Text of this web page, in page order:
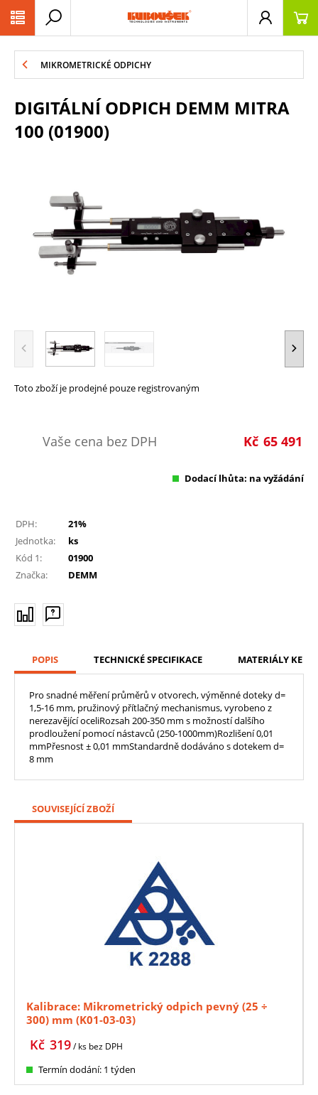
MIKROMETRICKÉ ODPICHY
DIGITÁLNÍ ODPICH DEMM MITRA
100 (01900)
Toto zboží je prodejné pouze registrovaným
Vaše cena bez DPH 65 491
Kč
Dodací lhůta: na vyžádání
DPH:
21%
Jednotka:
ks
Kód 1:
01900
Značka:
DEMM
POPIS TECHNICKÉ SPECIFIKACE MATERIÁLY KE
Pro snadné měření průměrů v otvorech, výměnné doteky d=
1,5-16 mm, pružinový přítlačný mechanismus, vyrobeno z
nerezavějící oceliRozsah 200-350 mm s možností dalšího
prodloužení pomocí nástavců (250-1000mm)Rozlišení 0,01
mmPřesnost ± 0,01 mmStandardně dodáváno s dotekem d=
8 mm
SOUVISEJÍCÍ ZBOŽÍ
Kalibrace: Mikrometrický odpich pevný (25 ÷
300) mm (K01-03-03)
319
Kč / ks bez DPH
Termín dodání: 1 týden